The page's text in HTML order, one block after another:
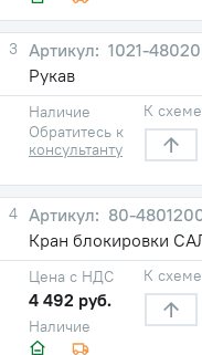
3
1021-
Рукав
Наличие
Обратитесь к
консультанту
К схеме
4
80-
Кран блокировки
Наличие
Цена с НДС
4 492 руб.
К схеме